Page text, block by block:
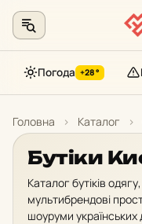
контенту
Погода +28°
Головна › Каталог ›
Бутіки
Каталог бутіків
мультибрендові
шоуруми